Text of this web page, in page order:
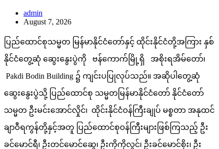
admin
August 7, 2026
ပြည်ထောင်စုသမ္မတ မြန်မာနိုင်ငံတော်နှင့် ထိုင်းနိုင်ငံတို့အကြား နှစ်
နိုင်ငံတွေ့ဆုံ ဆွေးနွေးပွဲကို ဗန်ကောက်မြို့ရှိ အစိုးရအိမ်တော်၊
Pakdi Bodin Building ၌ ကျင်းပပြုလုပ်သည်။ အဆိုပါတွေ့ဆုံ
ဆွေးနွေးပွဲသို့ ပြည်ထောင်စု သမ္မတမြန်မာနိုင်ငံတော် နိုင်ငံတော်
သမ္မတ ဦးမင်းအောင်လှိုင်၊ ထိုင်းနိုင်ငံဝန်ကြီးချုပ် မစ္စတာ အနုထင်
ချာဝီရကွန်တို့နှင့်အတူ ပြည်ထောင်စုဝန်ကြီးများဖြစ်ကြသည့် ဦး
ခင်မောင်ရီ၊ ဦးတင်မောင်ဆွေ၊ ဦးကိုကိုလွင်၊ ဦးခင်မောင်စိုး၊ ဦး